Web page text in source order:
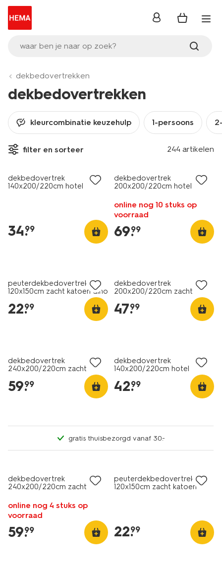
waar ben je naar op zoek?
inloggen
dekbedovertrekken
dekbedovertrekken
1-persoons
kleurcombinatie keuzehulp
filter en sorteer 244 artikelen
30% korting
met je HEMA pas
dekbedovertrek
140x200/220cm hotel
34.
99
dekbedovertrek
200x200/220cm hotel
online nog 10 stuks op
voorraad
69.
99
peuterdekbedovertrek
120x150cm zacht katoen dino
22.
99
dekbedovertrek
200x200/220cm zacht
katoen stippen gekleurd
47.
99
dekbedovertrek
240x200/220cm zacht
katoen kleurverloop groen-
blauw
59.
99
dekbedovertrek
140x200/220cm hotel
42.
99
gratis thuisbezorgd vanaf 30.-
dekbedovertrek
240x200/220cm zacht
online nog 4 stuks op
voorraad
59.
99
peuterdekbedovertrek
120x150cm zacht katoen
22.
99